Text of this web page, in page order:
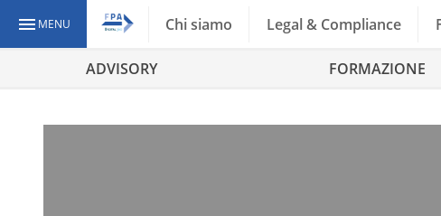
MENU Chi siamo Legal & Compliance
ADVISORY FORMAZIONE